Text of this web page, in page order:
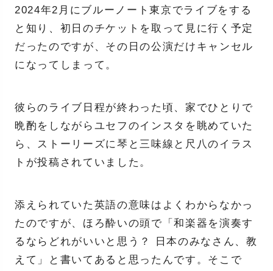
2024年2月にブルーノート東京でライブをする
と知り、初日のチケットを取って見に行く予定
だったのですが、その日の公演だけキャンセル
になってしまって。
彼らのライブ日程が終わった頃、家でひとりで
晩酌をしながらユセフのインスタを眺めていた
ら、ストーリーズに琴と三味線と尺八のイラス
トが投稿されていました。
添えられていた英語の意味はよくわからなかっ
たのですが、ほろ酔いの頭で「和楽器を演奏す
るならどれがいいと思う？ 日本のみなさん、教
えて」と書いてあると思ったんです。そこで